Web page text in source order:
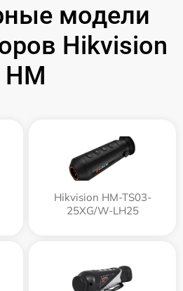
модели
Hikvision
HM
Hikvision HM-TS03-
25XG/W-LH25